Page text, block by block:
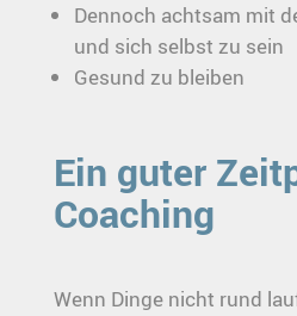
Dennoch achtsam mit
und sich selbst zu sein
Gesund zu bleiben
Ein guter
Coaching
Wenn Dinge nicht rund